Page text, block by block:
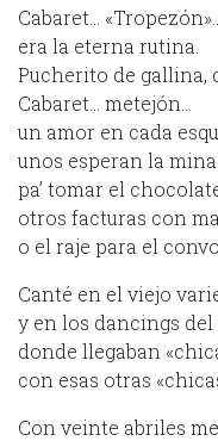
Cabaret…
era la eterna rutina.
Pucherito de gallina,
Cabaret… metejón…
un amor en cada
unos esperan la mina
pa’ tomar el
otros facturas con
o el raje para el
Canté en el viejo
y en los dancings
donde llegaban
con esas otras
Con veinte abriles